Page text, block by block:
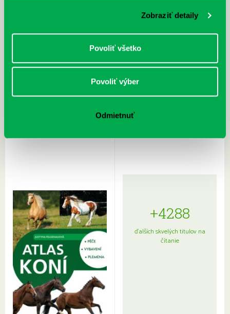
Zobraziť detaily
Povoliť všetko
Povoliť výber
Odmietnuť
Rudź, Przemyslaw: Atlas hviezd:
Hardy, Paula: Japonsko na tanieri:
+4288
ďalších skvelých titulov na
čítanie